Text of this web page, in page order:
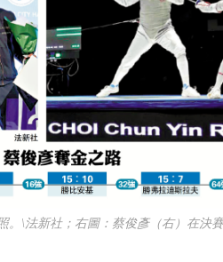
\法新社；右圖：蔡俊彥（右）在決